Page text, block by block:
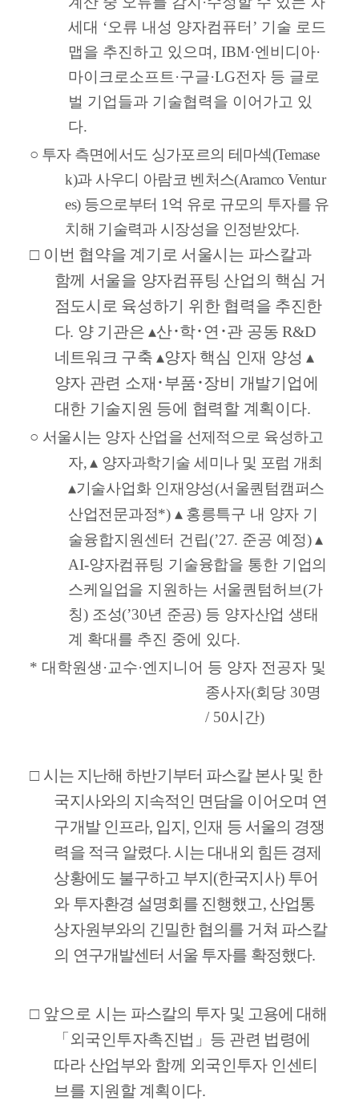
세대 ‘오류 내성 양자컴퓨터’ 기술 로드
맵을 추진하고 있으며, IBM·엔비디아·
마이크로소프트 ·구글·LG전자 등 글로
벌 기업들과 기술협력을 이어가고 있
다.
○ 투자 측면에서도 싱가포르의 테마섹(Temase
k)과 사우디 아람코 벤처스(Aramco Ventur
es) 등으로부터 1억 유로 규모의 투자를 유
치해 기술력과 시장성을 인정받았다.
□ 이번 협약을 계기로 서울시는 파스칼과
함께 서울을 양자컴퓨팅 산업의 핵심 거
점도시로 육성하기 위한 협력을 추진한
다. 양 기관은▴산･학･ 연 ･관 공동 R&D
네트워크 구축▴양자 핵심 인재 양성 ▴
양자 관련 소재 ･부품･장비 개발기업에
대한 기술지원 등에 협력할 계획이다.
○ 서울시는 양자 산업을 선제적으로 육성하고
자,▴ 양자과학기술 세미나 및 포럼 개최
▴기술사업화 인재양성(서울퀀텀캠퍼스
산업전문과정*) ▴ 홍릉특구 내 양자 기
술융합지원센터 건립(’27. 준공 예정)▴
AI-양자컴퓨팅 기술융합을 통한 기업의
스케일업을 지원하는 서울퀀텀허브(가
칭) 조성(’30년 준공) 등 양자산업 생태
계 확대를 추진 중에 있다.
* 대학원생· 교수·엔지니어 등 양자 전공자 및
종사자(회당 30명
/ 50시간)
□ 시는 지난해 하반기부터 파스칼 본사 및 한
국지사와의 지속적인 면담을 이어오며 연
구개발 인프라, 입지, 인재 등 서울의 경쟁
력을 적극 알렸다. 시는 대내외 힘든 경제
상황에도 불구하고 부지(한국지사) 투어
와 투자환경 설명회를 진행했고, 산업통
상자원부와의 긴밀한 협의를 거쳐 파스칼
의 연구개발센터 서울 투자를 확정했다.
□ 앞으로 시는 파스칼의 투자 및 고용에 대해
「외국인투자촉진법 」 등 관련 법령에
따라 산업부와 함께 외국인투자 인센티
브를 지원할 계획이다.